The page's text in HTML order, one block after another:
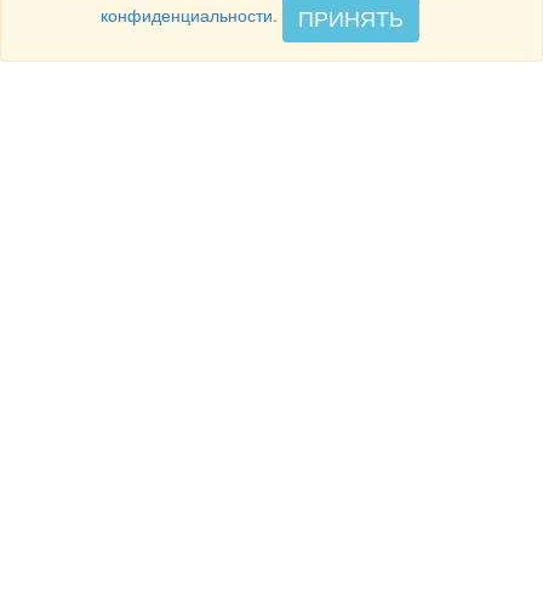
конфиденциальности. ПРИНЯТЬ